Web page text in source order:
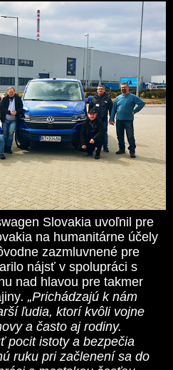
Slovakia uvoľnil pre
na humanitárne účely
zazmluvnené pre
nájsť v spolupráci s
nad hlavou pre takmer
. „Prichádzajú k nám
ľudia, ktorí kvôli vojne
a často aj rodiny.
pocit istoty a bezpečia
ruku pri začlenení sa do